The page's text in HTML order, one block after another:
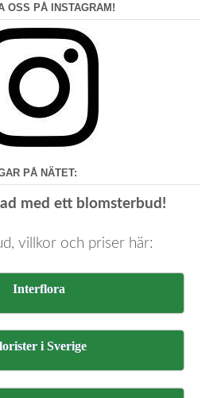
OSS PÅ INSTAGRAM!
PÅ NÄTET:
med ett blomsterbud!
villkor och priser här:
Interflora
i Sverige